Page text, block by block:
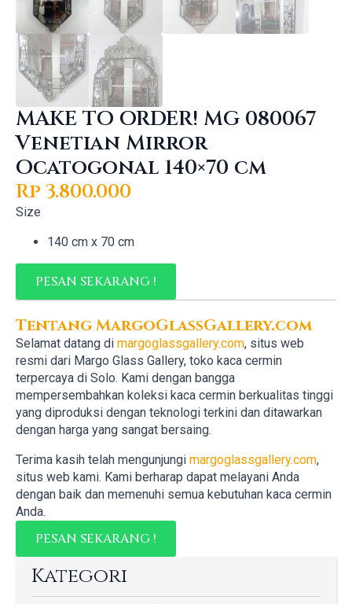
Kategori
MAKE TO ORDER! MG 080067
Venetian Mirror
Ocatogonal 140×70 cm
Rp 3.800.000
Size
140 cm x 70 cm
PESAN SEKARANG !
Tentang MargoGlassGallery.com
Selamat datang di margoglassgallery.com, situs web
resmi dari Margo Glass Gallery, toko kaca cermin
terpercaya di Solo. Kami dengan bangga
mempersembahkan koleksi kaca cermin berkualitas tinggi
yang diproduksi dengan teknologi terkini dan ditawarkan
dengan harga yang sangat bersaing.
Terima kasih telah mengunjungi margoglassgallery.com,
situs web kami. Kami berharap dapat melayani Anda
dengan baik dan memenuhi semua kebutuhan kaca cermin
Anda.
PESAN SEKARANG !